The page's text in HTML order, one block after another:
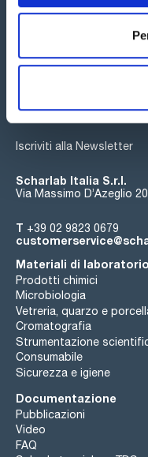
Iscriviti alla Newsletter
Scharlab Italia S.r.l.
Via Massimo D’Azeglio
T +39 02 9823 0679
Materiali di laboratorio
Prodotti chimici
Microbiologia
Vetreria, quarzo e
Cromatografia
Strumentazione
Consumabile
Sicurezza e igiene
Documentazione
Pubblicazioni
Video
FAQ